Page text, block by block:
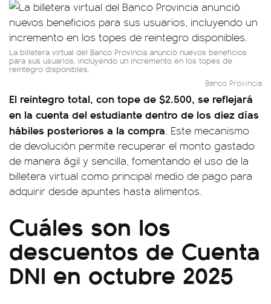
La billetera virtual del Banco Provincia anunció nuevos beneficios
para sus usuarios, incluyendo un incremento en los topes de
reintegro disponibles.
Banco Provincia
El reintegro total, con tope de $2.500, se reflejará
en la cuenta del estudiante dentro de los diez días
hábiles posteriores a la compra. Este mecanismo
de devolución permite recuperar el monto gastado
de manera ágil y sencilla, fomentando el uso de la
billetera virtual como principal medio de pago para
adquirir desde apuntes hasta alimentos.
Cuáles son los
descuentos de Cuenta
DNI en octubre 2025